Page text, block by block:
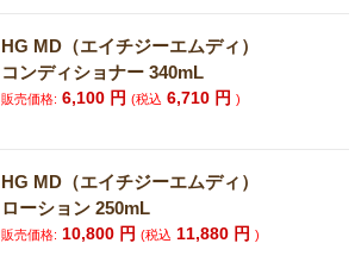
HG MD（エイチジーエムディ）
コンディショナー 340mL
販売価格: 6,100 円(税込 6,710 円)
HG MD（エイチジーエムディ）
ローション 250mL
販売価格: 10,800 円(税込 11,880 円)